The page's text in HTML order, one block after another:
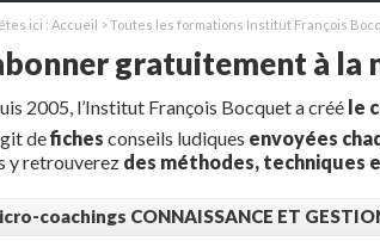
ici : Accueil >Toutes les formations Institut François
gratuitement à la
2005, l’Institut François Bocquet a créé le
defiches conseils ludiques envoyées
y retrouverez des méthodes, techniques
coachings CONNAISSANCE ET